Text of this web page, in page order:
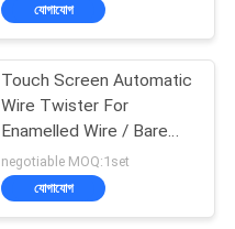
যোগাযোগ
Touch Screen Automatic
Wire Twister For
Enamelled Wire / Bare
Copper Wires
negotiable MOQ:1set
যোগাযোগ